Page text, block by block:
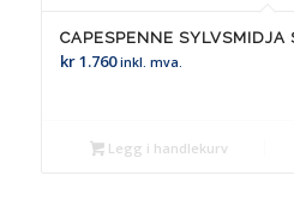
CAPESPENNE SYLVSMIDJA
kr1.760 inkl. mva.
Legg i handlekurv